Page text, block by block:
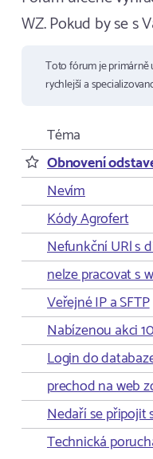
WZ. Pokud by se s
Toto fórum je primárně
rychlejší a
Téma
Obnovení
Nevím
Kódy Agrofert
Nefunkční URl s
nelze pracovat s
Veřejné IP a SFTP
Nabízenou akci
Login do
prechod na web
Nedaří se připojit
Technická